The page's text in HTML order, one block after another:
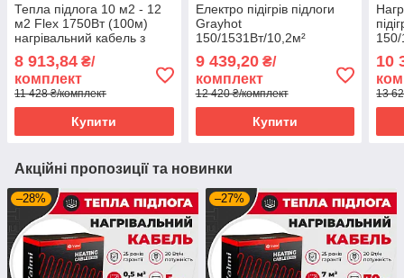
Тепла підлога 10 м2 - 12
м2 Flex 1750Вт (100м)
нагрівальний кабель з
терморегулятором E51
8 913,84 ₴/
комплект
11 428 ₴/комплект
Купити
Електро підігрів підлоги
Grayhot
150/1531Вт/10,2м²
програмованим
терморегулятором E51
9 439,20₴/
комплект
12 420 ₴/комплект
Купити
150/
10
13
Акційні пропозиції та новинки
–28% –27%